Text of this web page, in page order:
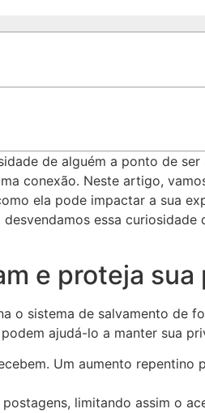
de alguém a ponto​ de⁢ ser
conexão. Neste artigo,
ela pode impactar a sua
essa
⁢e proteja
o sistema de salvamento de
ajudá-lo a manter sua
Um aumento repentino
limitando assim o